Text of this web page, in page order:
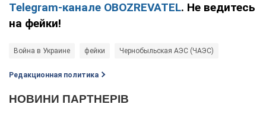
Telegram-канале OBOZREVATEL. Не ведитесь
на фейки!
Война в Украине фейки Чернобыльская АЭС (ЧАЭС)
Редакционная политика